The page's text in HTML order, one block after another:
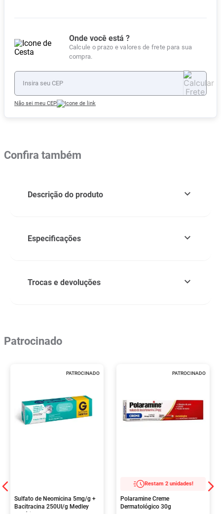
Onde você está ?
Calcule o prazo e valores de frete para sua
compra.
Não sei meu CEP
Confira também
Descrição do produto
Especificações
Trocas e devoluções
Patrocinado
PATROCINADO
Sulfato de Neomicina 5mg/g +
Bacitracina 250UI/g Medley
PATROCINADO
Restam 2 unidades!
Polaramine Creme
Dermatológico 30g